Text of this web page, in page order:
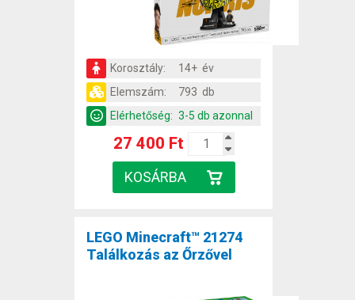
Korosztály:
14+ év
Elemszám:
793 db
Elérhetőség: 3-5 db azonnal
27 400 Ft
LEGO Minecraft™ 21274
Találkozás az Őrzővel